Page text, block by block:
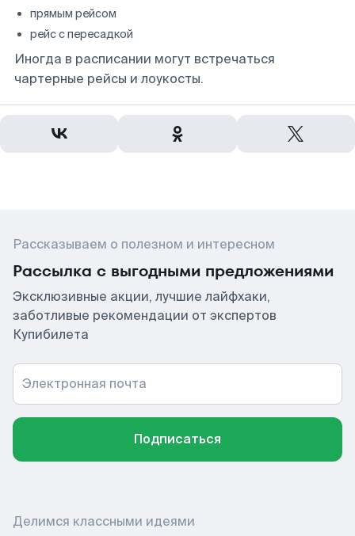
прямым рейсом
рейс с пересадкой
Иногда в расписании могут встречаться
чартерные рейсы и лоукосты.
Рассказываем о полезном и интересном
Рассылка с выгодными предложениями
Эксклюзивные акции, лучшие лайфхаки,
заботливые рекомендации от экспертов
Купибилета
Электронная почта
Подписаться
Делимся классными идеями